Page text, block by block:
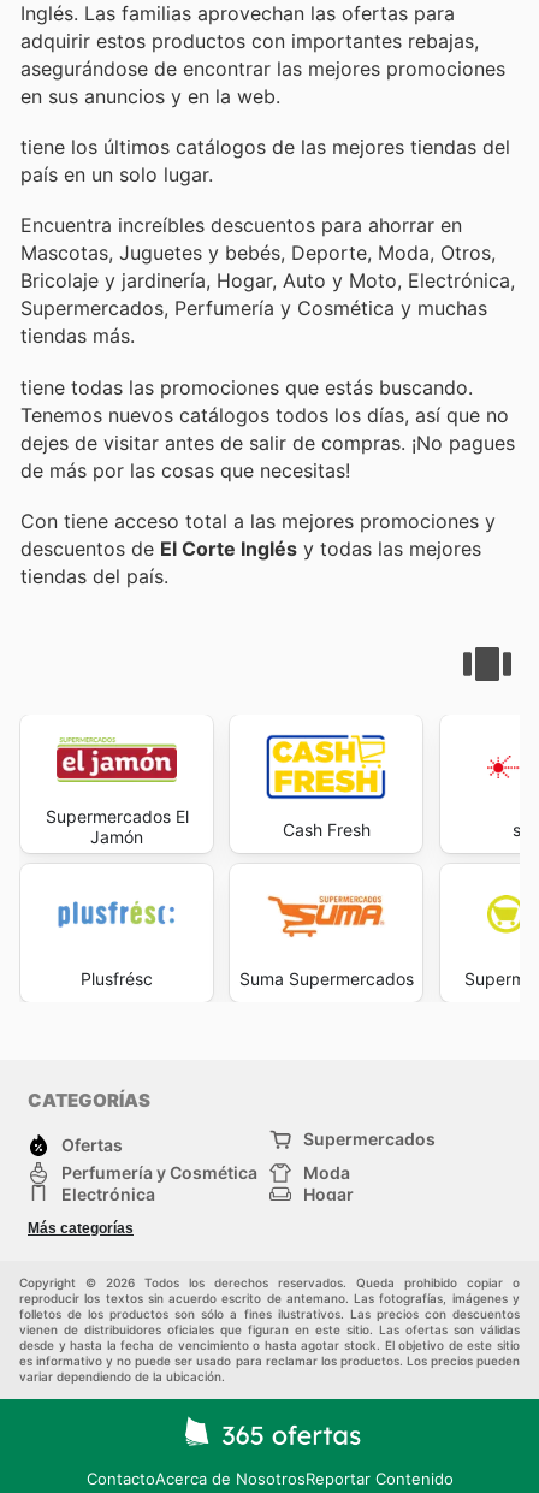
Inglés. Las familias aprovechan las ofertas para
adquirir estos productos con importantes rebajas,
asegurándose de encontrar las mejores promociones
en sus anuncios y en la web.
tiene los últimos catálogos de las mejores tiendas del
país en un solo lugar.
Encuentra increíbles descuentos para ahorrar en
Mascotas, Juguetes y bebés, Deporte, Moda, Otros,
Bricolaje y jardinería, Hogar, Auto y Moto, Electrónica,
Supermercados, Perfumería y Cosmética y muchas
tiendas más.
tiene todas las promociones que estás buscando.
Tenemos nuevos catálogos todos los días, así que no
dejes de visitar antes de salir de compras. ¡No pagues
de más por las cosas que necesitas!
Con tiene acceso total a las mejores promociones y
descuentos de El Corte Inglés y todas las mejores
tiendas del país.
Supermercados El
Jamón
Plusfrésc
Cash Fresh
Suma Supermercados
CATEGORÍAS
Ofertas
Supermercados
Perfumería y Cosmética
Moda
Electrónica
Hogar
Deporte
Juguetes y bebés
Más categorías
Copyright © 2026 Todos los derechos reservados. Queda prohibido copiar o
reproducir los textos sin acuerdo escrito de antemano. Las fotografías, imágenes y
folletos de los productos son sólo a fines ilustrativos. Las precios con descuentos
vienen de distribuidores oficiales que figuran en este sitio. Las ofertas son válidas
desde y hasta la fecha de vencimiento o hasta agotar stock. El objetivo de este sitio
es informativo y no puede ser usado para reclamar los productos. Los precios pueden
variar dependiendo de la ubicación.
ContactoAcerca de NosotrosReportar Contenido